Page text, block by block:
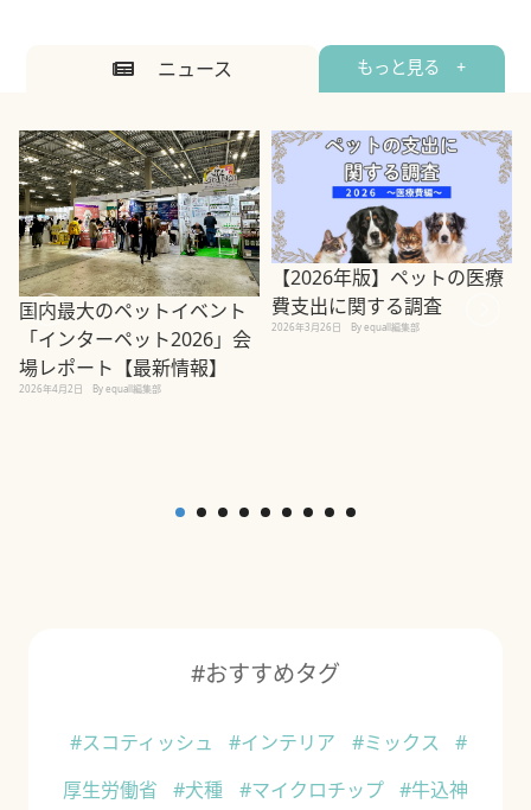
ニュース もっと見る +
国内最大のペットイベント
「インターペット2026」会
場レポート【最新情報】
2026年4月2日 By equall編集部
【2026年版】ペットの医療
費支出に関する調査
2026年3月26日 By equall編集部
#おすすめタグ
#スコティッシュ #インテリア #ミックス
#
厚生労働省
#犬種 #マイクロチップ
#牛込神